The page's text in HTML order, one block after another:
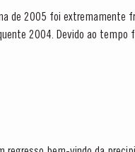
de 2005 foi extremamente
de crescimento começou mais
de crescimento foi...